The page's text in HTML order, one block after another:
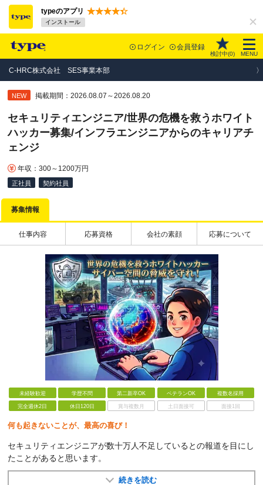
typeのアプリ
インストール
ログイン 会員登録
検討中(0) MENU
C-HRC株式会社 SES事業本部
NEW 掲載期間：2026.08.07～2026.08.20
セキュリティエンジニア/世界の危機を救うホワイト
ハッカー募集/インフラエンジニアからのキャリアチ
ェンジ
年収：300～1200万円
正社員 契約社員
募集情報
仕事内容 応募資格 会社の素顔 応募について
未経験歓迎 学歴不問 第二新卒OK ベテランOK 複数名採用
完全週休2日 休日120日 賞与複数月 土日面接可 面接1回
何も起きないことが、最高の喜び！
セキュリティエンジニアが数十万人不足しているとの報道を目にし
たことがあると思います。
続きを読む